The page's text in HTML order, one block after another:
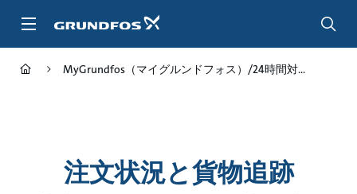
MyGrundfos（マイグルンドフォス）/24時間対...
注文状況と貨物追跡